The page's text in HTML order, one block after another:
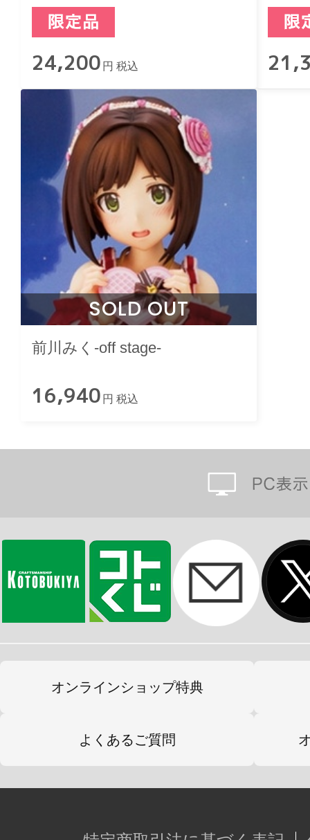
24,200 円 税込
SOLD OUT
前川みく-off stage-
16,940 円 税込
オンラインショップ特典
よくあるご質問